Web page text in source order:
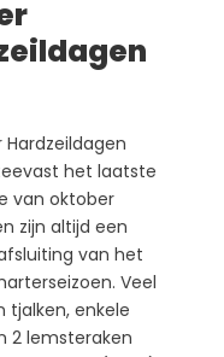
Hardzeildagen
het laatste
van oktober
zijn altijd een
van het
Veel
tjalken, enkele
2 lemsteraken